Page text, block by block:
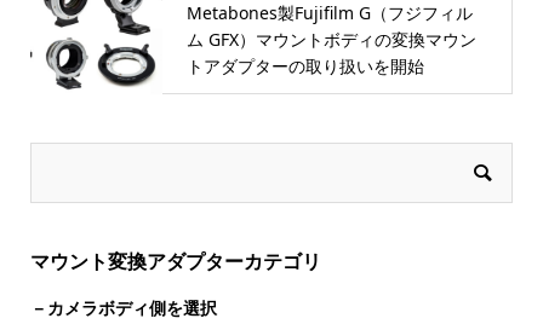
Metabones製Fujifilm G（フジフィル
ム GFX）マウントボディの変換マウン
トアダプターの取り扱いを開始
マウント変換アダプターカテゴリ
－カメラボディ側を選択